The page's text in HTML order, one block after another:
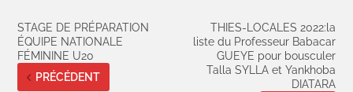
STAGE DE PRÉPARATION
ÉQUIPE NATIONALE
FÉMININE U20
PRÉCÉDENT
THIES-LOCALES 2022:la
liste du Professeur Babacar
GUEYE pour bousculer
Talla SYLLA et Yankhoba
DIATARA